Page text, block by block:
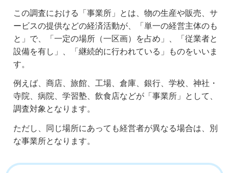
この調査における「事業所」とは、物の生産や販売、サ
ービスの提供などの経済活動が、「単一の経営主体のも
と」で、「一定の場所（一区画）を占め」、「従業者と
設備を有し」、「継続的に行われている」ものをいいま
す。
例えば、商店、旅館、工場、倉庫、銀行、学校、神社・
寺院、病院、学習塾、飲食店などが「事業所」として、
調査対象となります。
ただし、同じ場所にあっても経営者が異なる場合は、別
な事業所となります。